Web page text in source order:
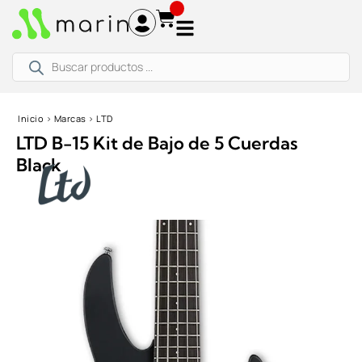
productos
Inicio › Marcas › LTD
LTD B-15 Kit de Bajo de 5 Cuerdas
Black